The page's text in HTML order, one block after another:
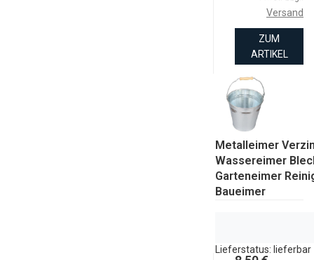
Versand
ZUM
ARTIKEL
Metalleimer
Wassereimer
Garteneimer
Baueimer
Lieferstatus: lieferbar